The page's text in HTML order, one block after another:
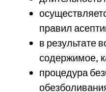
правил
в результате
содержимое,
процедура